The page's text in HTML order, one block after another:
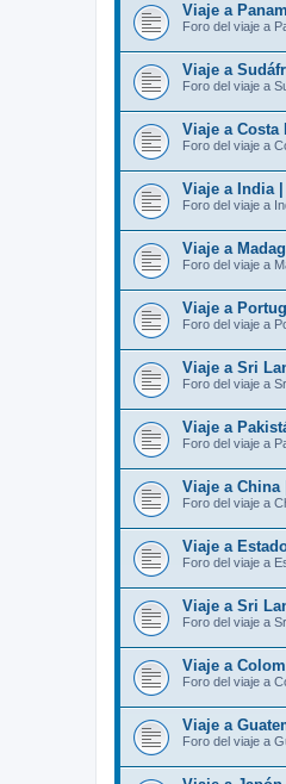
Viaje a
Foro del viaje a
Viaje a
Foro del viaje a
Viaje a Costa
Foro del viaje a
Viaje a India |
Foro del viaje a
Viaje a
Foro del viaje a
Viaje a
Foro del viaje a
Viaje a Sri
Foro del viaje a
Viaje a
Foro del viaje a
Viaje a China
Foro del viaje a
Viaje a
Foro del viaje a
Viaje a Sri
Foro del viaje a
Viaje a
Foro del viaje a
Viaje a
Foro del viaje a